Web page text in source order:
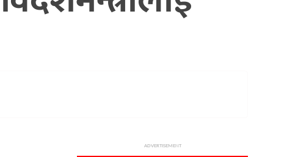
ADVERTISEMENT